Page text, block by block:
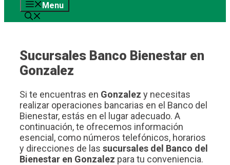
contenidoMenu
Sucursales Banco Bienestar en
Gonzalez
Si te encuentras en Gonzalez y necesitas
realizar operaciones bancarias en el Banco del
Bienestar, estás en el lugar adecuado. A
continuación, te ofrecemos información
esencial, como números telefónicos, horarios
y direcciones de las sucursales del Banco del
Bienestar en Gonzalez para tu conveniencia.